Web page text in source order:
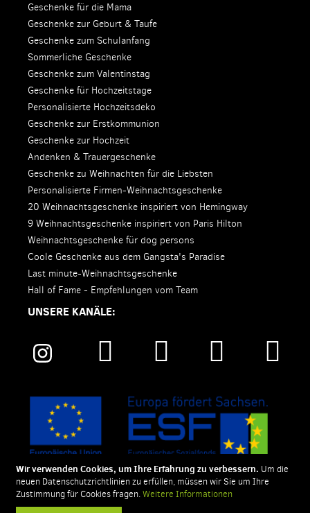
Wir verwenden Cookies, um Ihre Erfahrung zu verbessern. Um die
neuen Datenschutzrichtlinien zu erfüllen, müssen wir Sie um Ihre
Zustimmung für Cookies fragen. Weitere Informationen
Geschenke für die Mama
Geschenke zur Geburt & Taufe
Geschenke zum Schulanfang
Sommerliche Geschenke
Geschenke zum Valentinstag
Geschenke für Hochzeitstage
Personalisierte Hochzeitsdeko
Geschenke zur Erstkommunion
Geschenke zur Hochzeit
Andenken & Trauergeschenke
Geschenke zu Weihnachten für die Liebsten
Personalisierte Firmen-Weihnachtsgeschenke
20 Weihnachtsgeschenke inspiriert von Hemingway
9 Weihnachtsgeschenke inspiriert von Paris Hilton
Weihnachtsgeschenke für dog persons
Coole Geschenke aus dem Gangsta's Paradise
Last minute-Weihnachtsgeschenke
Hall of Fame - Empfehlungen vom Team
UNSERE KANÄLE:
SIGNUU ist eine eingetragene Marke der style-ich GmbH.